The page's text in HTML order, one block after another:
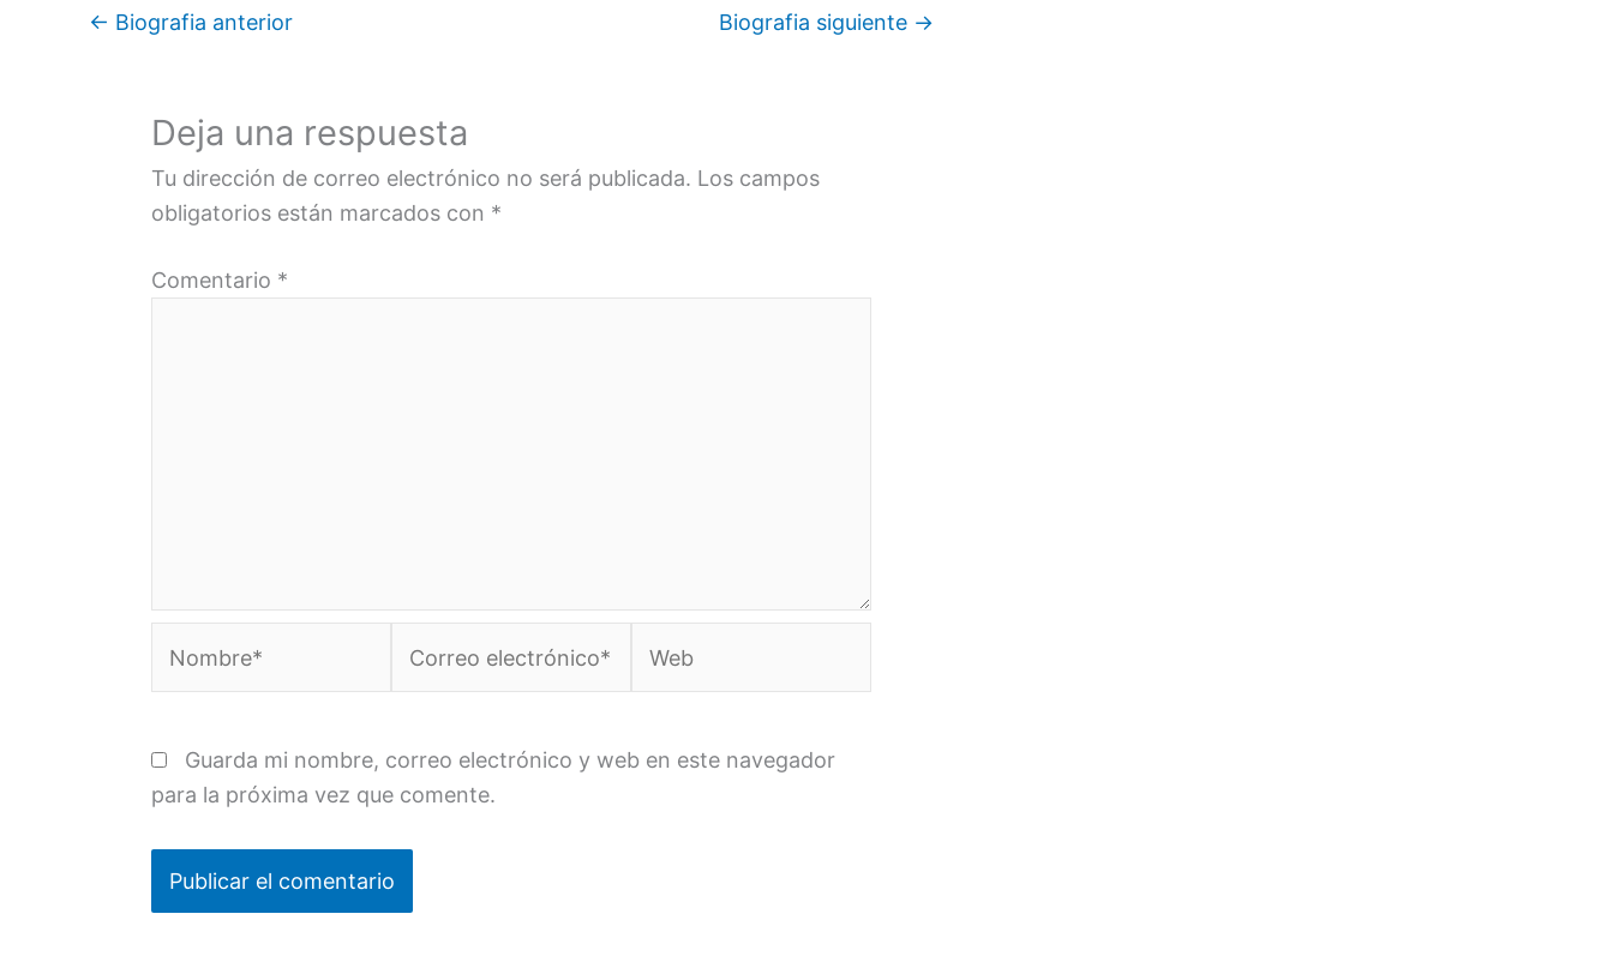
← Biografia anterior Biografia siguiente →
Deja una respuesta
Tu dirección de correo electrónico no será publicada. Los campos
obligatorios están marcados con *
Comentario *
electrónico*
Guarda mi nombre, correo electrónico y web en este navegador
para la próxima vez que comente.